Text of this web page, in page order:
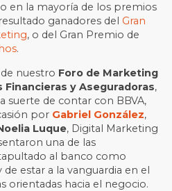
en la mayoría de los premios
ganadores del Gran
, o del Gran Premio de
.
nuestro Foro de Marketing
Financieras y Aseguradoras,
suerte de contar con BBVA,
por Gabriel González,
Luque, Digital Marketing
una de las
al banco como
estar a la vanguardia en el
orientadas hacia el negocio.